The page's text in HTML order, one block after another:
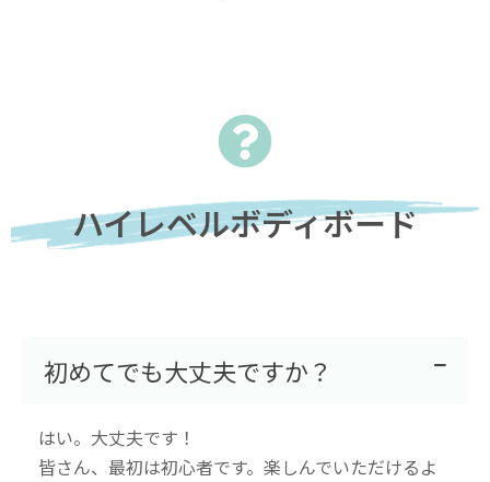
ハイレベルボディボード
初めてでも大丈夫ですか？
はい。大丈夫です！
皆さん、最初は初心者です。 楽しんでいただけるよ